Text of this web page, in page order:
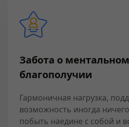
Забота о ментальном
благополучии
Гармоничная нагрузка,
возможность иногда
побыть наедине с собой и